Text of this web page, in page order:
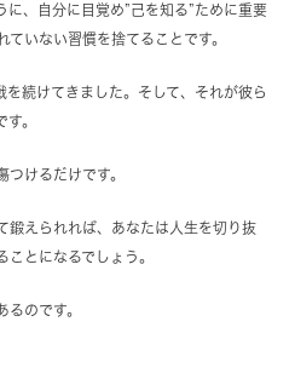
に、自分に目覚め”己を知る”ために重要
いない習慣を捨てることです。
を続けてきました。そして、それが彼ら
。
けるだけです。
鍛えられれば、あなたは人生を切り抜
ことになるでしょう。
るのです。